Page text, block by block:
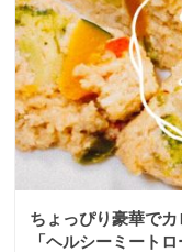
ちょっぴり豪華でカ
「ヘルシーミート